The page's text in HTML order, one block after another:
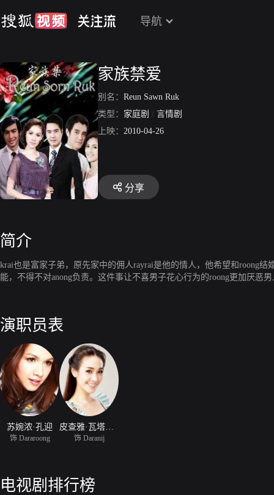
导航
家族禁爱
别名： Reun Sawn Ruk
类型： 家庭剧 / 言情剧
上映： 2010-04-26
分享
简介
krai也是富家子弟，原先家中的佣人rayrai是他的情人，他希望和roong
能，不得不对anong负责。这件事让不喜男子花心行为的roong更加厌恶
演职员表
苏婉浓·孔迎
饰 Dararoong 饰 Daranij
电视剧排行榜